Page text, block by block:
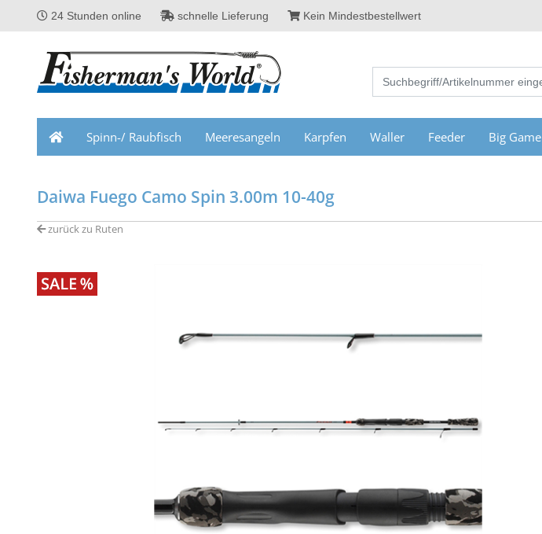
24 Stunden online schnelle Lieferung Kein Mindestbestellwert
Spinn-/ Raubfisch Meeresangeln Karpfen Waller Feeder Big Game
Daiwa Fuego Camo Spin 3.00m 10-40g
zurück zu Ruten